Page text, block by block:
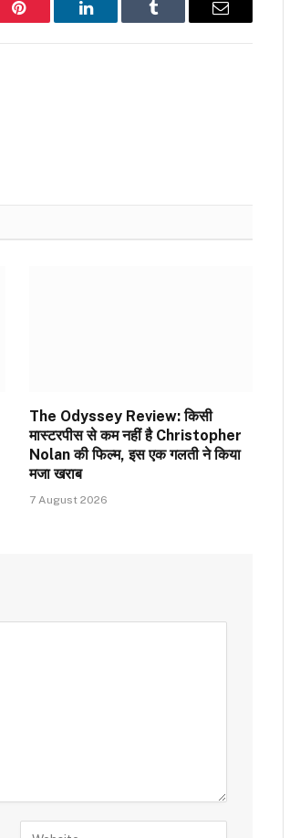
Pinterest LinkedIn Tumblr Email
The Odyssey Review: किसी
मास्टरपीस से कम नहीं है Christopher
Nolan की फिल्म, इस एक गलती ने किया
मजा खराब
7 August 2026